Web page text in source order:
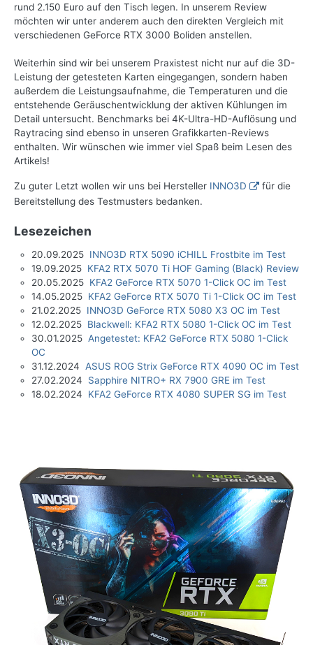
rund 2.150 Euro auf den Tisch legen. In unserem Review
möchten wir unter anderem auch den direkten Vergleich mit
verschiedenen GeForce RTX 3000 Boliden anstellen.
Weiterhin sind wir bei unserem Praxistest nicht nur auf die 3D-
Leistung der getesteten Karten eingegangen, sondern haben
außerdem die Leistungsaufnahme, die Temperaturen und die
entstehende Geräuschentwicklung der aktiven Kühlungen im
Detail untersucht. Benchmarks bei 4K-Ultra-HD-Auflösung und
Raytracing sind ebenso in unseren Grafikkarten-Reviews
enthalten. Wir wünschen wie immer viel Spaß beim Lesen des
Artikels!
Zu guter Letzt wollen wir uns bei Hersteller INNO3D
für die
Bereitstellung des Testmusters bedanken.
Lesezeichen
20.09.2025 INNO3D RTX 5090 iCHILL Frostbite im Test
19.09.2025 KFA2 RTX 5070 Ti HOF Gaming (Black) Review
20.05.2025 KFA2 GeForce RTX 5070 1-Click OC im Test
14.05.2025 KFA2 GeForce RTX 5070 Ti 1-Click OC im Test
21.02.2025 INNO3D GeForce RTX 5080 X3 OC im Test
12.02.2025 Blackwell: KFA2 RTX 5080 1-Click OC im Test
30.01.2025 Angetestet: KFA2 GeForce RTX 5080 1-Click
OC
31.12.2024 ASUS ROG Strix GeForce RTX 4090 OC im Test
27.02.2024 Sapphire NITRO+ RX 7900 GRE im Test
18.02.2024 KFA2 GeForce RTX 4080 SUPER SG im Test